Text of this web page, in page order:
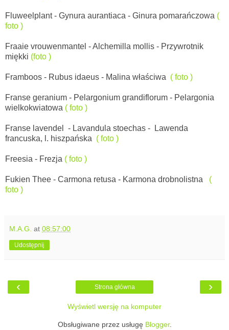
Fluweelplant - Gynura aurantiaca - Ginura pomarańczowa (
foto )
Fraaie vrouwenmantel -Alchemilla mollis - Przywrotnik
miękki (foto )
Framboos - Rubus idaeus - Malina właściwa ( foto )
Franse geranium - Pelargonium grandiflorum - Pelargonia
wielkokwiatowa ( foto )
Franse lavendel - Lavandula stoechas -
Lawenda
francuska, l. hiszpańska ( foto )
Freesia - Frezja ( foto )
Fukien Thee - Carmona retusa - Karmona drobnolistna (
foto )
M.A.G. at 08:57:00
Udostępnij
‹ ›
Strona główna
Wyświetl wersję na komputer
Obsługiwane przez usługę Blogger.